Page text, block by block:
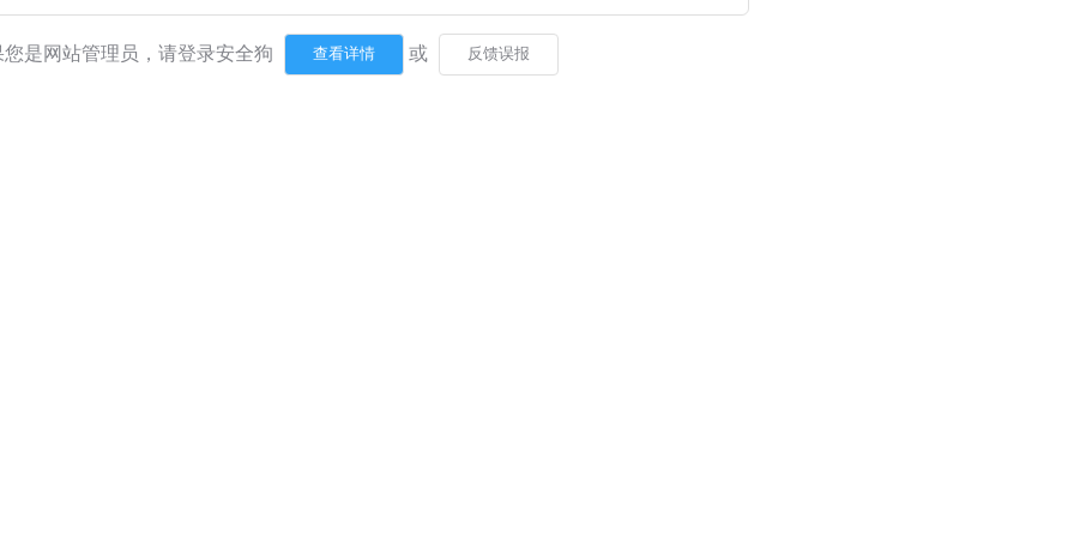
您是网站管理员，请登录安全狗 或